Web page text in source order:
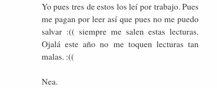
Yo pues tres de estos los leí por trabajo. Pues
me pagan por leer así que pues no me puedo
salvar :(( siempre me salen estas lecturas.
Ojalá este año no me toquen lecturas tan
malas. :((
Nea.